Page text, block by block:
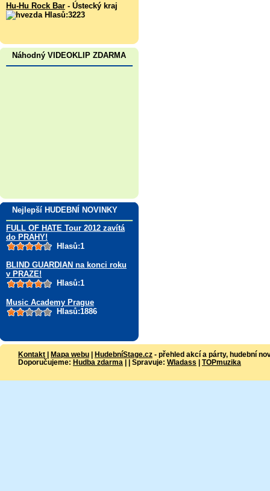
Hu-Hu Rock Bar - Ústecký kraj
Hlasů:3223
Náhodný VIDEOKLIP ZDARMA
Nejlepší HUDEBNÍ NOVINKY
FULL OF HATE Tour 2012 zavítá
do PRAHY!
Hlasů:1
BLIND GUARDIAN na konci roku
v PRAZE!
Hlasů:1
Music Academy Prague
Hlasů:1886
Kontakt | Mapa webu | HudebníStage.cz - přehled akcí a párty, hudební
Doporučujeme: Hudba zdarma | | Spravuje: Wladass | TOPmuzika